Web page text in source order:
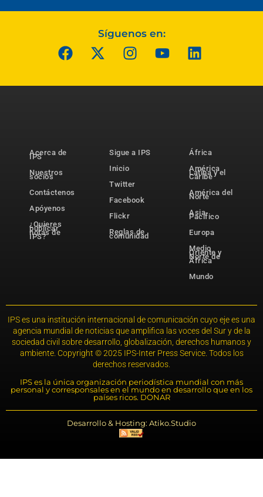
Síguenos en:
Acerca de
IPS
Nuestros
socios
Contáctenos
Apóyenos
¿Quieres
publicar
notas de
IPS?
Sigue a IPS
Inicio
Twitter
Facebook
Flickr
Reglas de
comunidad
África
América
Latina y el
Caribe
América del
Norte
Asia-
Pacífico
Europa
Medio
Oriente y
Norte de
África
Mundo
IPS es una institución internacional de comunicación cuyo eje es una
agencia mundial de noticias que amplifica las voces del Sur y de la
sociedad civil sobre desarrollo, globalización, derechos humanos y
ambiente. Copyright © 2025 IPS-Inter Press Service. Todos los
derechos reservados.
IPS es la única organización periodística mundial con más
personal y corresponsales en el mundo en desarrollo que en los
países ricos. DONAR
Desarrollo & Hosting: Atiko.Studio